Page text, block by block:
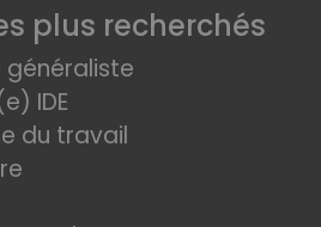
plus recherchés
généraliste
IDE
du travail